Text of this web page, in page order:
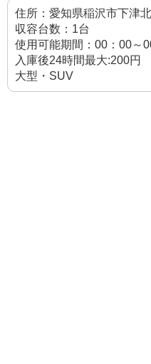
住所：愛知県稲沢市下津
収容台数：1台
使用可能期間：00：00～
入庫後24時間最大:200円
大型・SUV